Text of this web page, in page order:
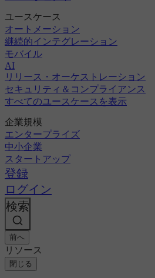
ユースケース
オートメーション
継続的インテグレーション
モバイル
AI
リリース・オーケストレーション
セキュリティ＆コンプライアンス
すべてのユースケースを表示
企業規模
エンタープライズ
中小企業
スタートアップ
登録
ログイン
検索
前へ
リソース
閉じる